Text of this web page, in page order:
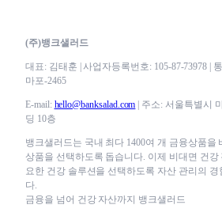
(주)뱅크샐러드
대표: 김태훈 | 사업자등록번호: 105-87-73978 |
마포-2465
E-mail: hello@banksalad.com | 주소: 서울특별시
딩 10층
뱅크샐러드는 국내 최다 1400여 개 금융상품을
상품을 선택하도록 돕습니다. 이제 비대면 건강
요한 건강 솔루션을 선택하도록 자산 관리의
다.
금융을 넘어 건강 자산까지 뱅크샐러드